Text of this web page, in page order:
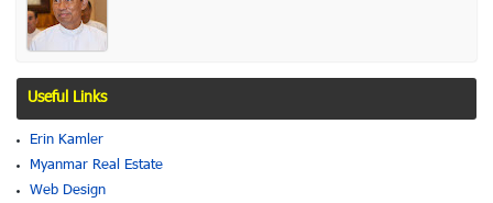
Useful Links
Erin Kamler
Myanmar Real Estate
Web Design